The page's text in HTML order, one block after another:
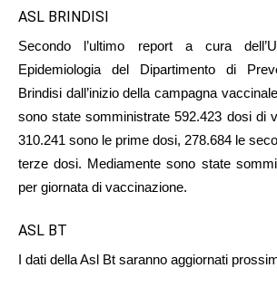
ASL BRINDISI
Secondo l’ultimo report a cura
Epidemiologia del Dipartimento di
Brindisi dall’inizio della campagna
sono state somministrate 592.423 dosi di
310.241 sono le prime dosi, 278.684 le
terze dosi. Mediamente sono state
per giornata di vaccinazione.
ASL BT
I dati della Asl Bt saranno aggiornati